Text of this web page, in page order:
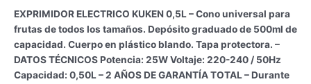
EXPRIMIDOR ELECTRICO KUKEN 0,5L – Cono universal para
frutas de todos los tamaños. Depósito graduado de 500ml de
capacidad. Cuerpo en plástico blando. Tapa protectora. –
DATOS TÉCNICOS Potencia: 25W Voltaje: 220-240 / 50Hz
Capacidad: 0,50L – 2 AÑOS DE GARANTÍA TOTAL – Durante